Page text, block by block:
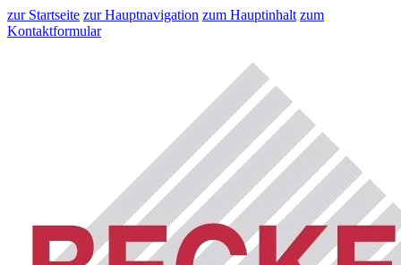
zur Startseite zur Hauptnavigation zum Hauptinhalt zum
Kontaktformular